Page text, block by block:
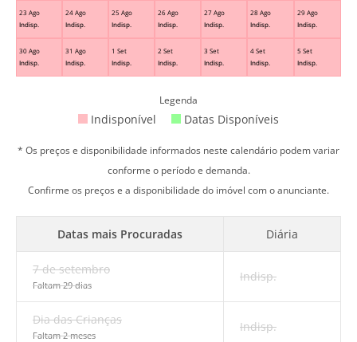
23 Ago
Indisp.
24 Ago
Indisp.
25 Ago
Indisp.
26 Ago
Indisp.
27 Ago
Indisp.
28 Ago
Indisp.
29 Ago
Indisp.
30 Ago
Indisp.
31 Ago
Indisp.
1 Set
Indisp.
2 Set
Indisp.
3 Set
Indisp.
4 Set
Indisp.
5 Set
Indisp.
Legenda
Indisponível Datas Disponíveis
* Os preços e disponibilidade informados neste calendário podem variar
conforme o período e demanda.
Confirme os preços e a disponibilidade do imóvel com o anunciante.
Datas mais Procuradas Diária
7 de setembro
Faltam 29 dias
Indisp.
Dia das Crianças
Faltam 2 meses
Indisp.